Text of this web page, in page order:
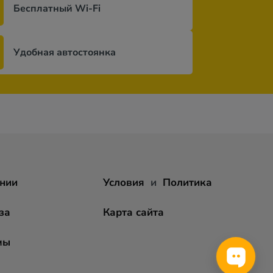
Бесплатный Wi-Fi
Удобная автостоянка
Условия и Политика
Карта сайта